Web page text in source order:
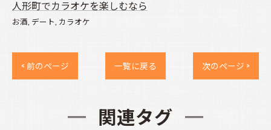
人形町でカラオケを楽しむなら
お酒 デート カラオケ
< 前のページ 一覧に戻る 次のページ >
関連タグ